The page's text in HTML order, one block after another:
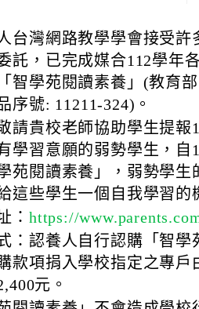
台灣網路教學學會接受許
託，已完成媒合112學年
智學苑閱讀素養」(教育
序號: 11211-324)。
請貴校老師協助學生提
學習意願的弱勢學生，自
苑閱讀素養」，弱勢學
這些學生一個自我學習的
： https://
：認養人自行認購「智
款項捐入學校指定之專
元。